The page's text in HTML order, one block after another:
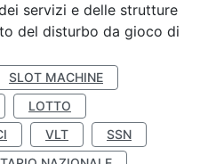
servizi e delle strutture
del disturbo da gioco di
SLOT MACHINE
LOTTO
VLT
SSN